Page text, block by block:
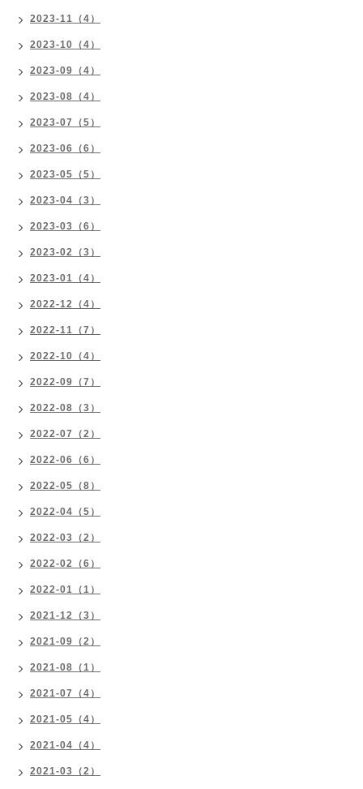
2023-11（4）
2023-10（4）
2023-09（4）
2023-08（4）
2023-07（5）
2023-06（6）
2023-05（5）
2023-04（3）
2023-03（6）
2023-02（3）
2023-01（4）
2022-12（4）
2022-11（7）
2022-10（4）
2022-09（7）
2022-08（3）
2022-07（2）
2022-06（6）
2022-05（8）
2022-04（5）
2022-03（2）
2022-02（6）
2022-01（1）
2021-12（3）
2021-09（2）
2021-08（1）
2021-07（4）
2021-05（4）
2021-04（4）
2021-03（2）